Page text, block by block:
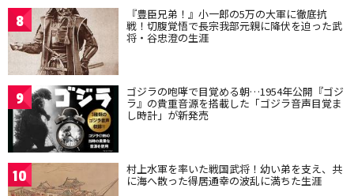
8 『豊臣兄弟！』小一郎の5万の大軍に徹底抗
戦！切腹覚悟で長宗我部元親に降伏を迫った武
将・谷忠澄の生涯
9 ゴジラの咆哮で目覚める朝…1954年公開『ゴジ
ラ』の貴重音源を搭載した「ゴジラ音声目覚ま
し時計」が新発売
10 村上水軍を率いた戦国武将！幼い弟を支え、共
に海へ散った得居通幸の波乱に満ちた生涯